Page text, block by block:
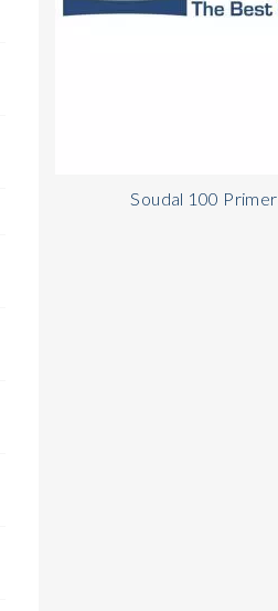
Soudal 100 Primer